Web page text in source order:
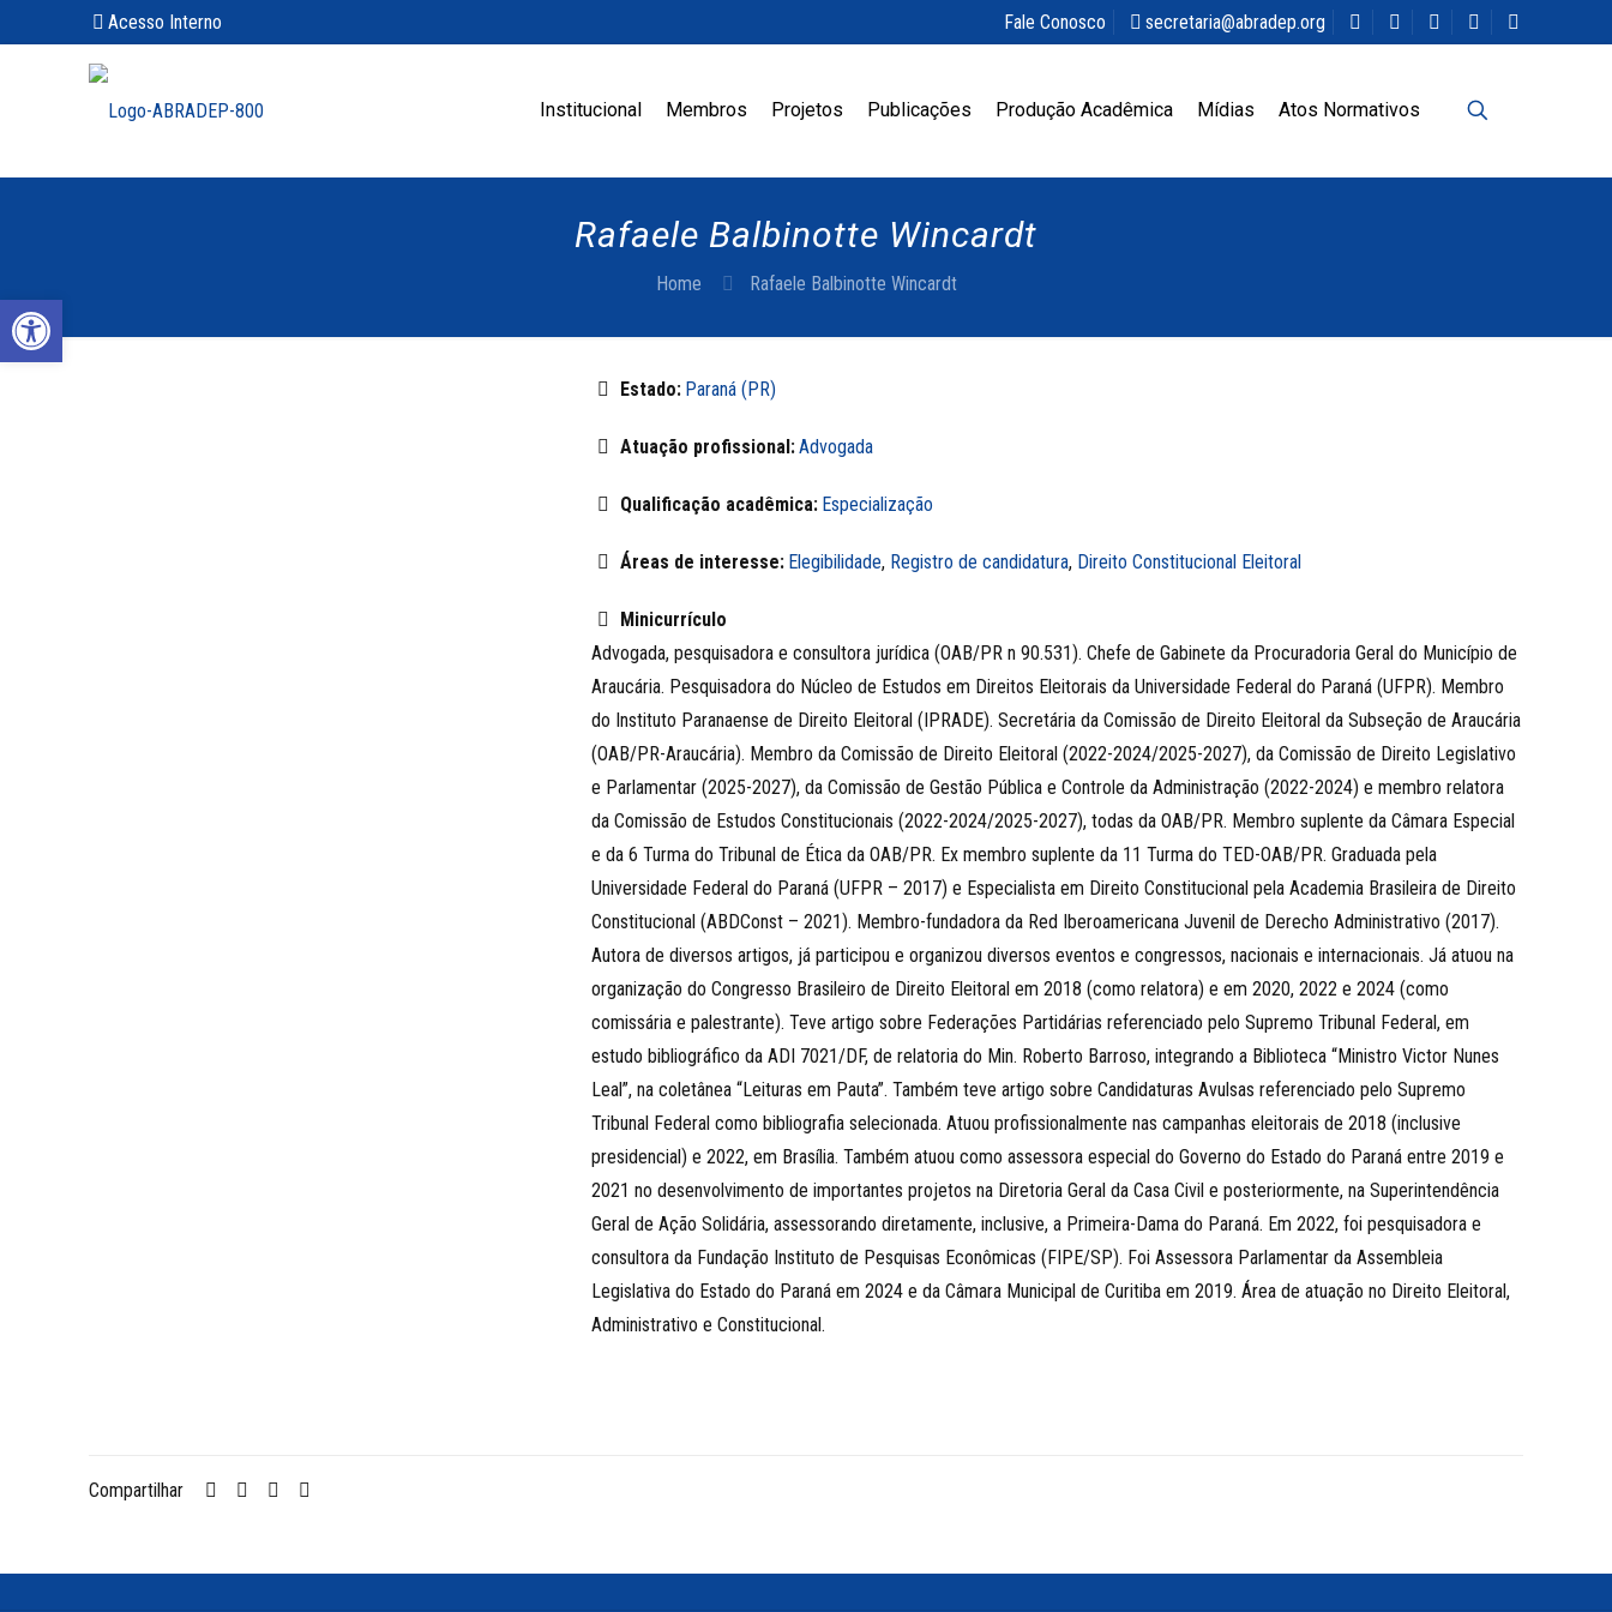
Acesso Interno Fale Conosco secretaria@abradep.org
Institucional Membros Projetos Publicações Produção Acadêmica Mídias Atos Normativos
Rafaele Balbinotte Wincardt
Home Rafaele Balbinotte Wincardt
Estado: Paraná (PR)
Atuação profissional:Advogada
Qualificação acadêmica: Especialização
Áreas de interesse: Elegibilidade, Registro de candidatura, Direito Constitucional Eleitoral
Minicurrículo
Advogada, pesquisadora e consultora jurídica (OAB/PR n 90.531). Chefe de Gabinete da Procuradoria Geral do Município de
Araucária. Pesquisadora do Núcleo de Estudos em Direitos Eleitorais da Universidade Federal do Paraná (UFPR). Membro
do Instituto Paranaense de Direito Eleitoral (IPRADE). Secretária da Comissão de Direito Eleitoral da Subseção de Araucária
(OAB/PR-Araucária). Membro da Comissão de Direito Eleitoral (2022-2024/2025-2027), da Comissão de Direito Legislativo
e Parlamentar (2025-2027), da Comissão de Gestão Pública e Controle da Administração (2022-2024) e membro relatora
da Comissão de Estudos Constitucionais (2022-2024/2025-2027), todas da OAB/PR. Membro suplente da Câmara Especial
e da 6 Turma do Tribunal de Ética da OAB/PR. Ex membro suplente da 11 Turma do TED-OAB/PR. Graduada pela
Universidade Federal do Paraná (UFPR – 2017) e Especialista em Direito Constitucional pela Academia Brasileira de Direito
Constitucional (ABDConst – 2021). Membro-fundadora da Red Iberoamericana Juvenil de Derecho Administrativo (2017).
Autora de diversos artigos, já participou e organizou diversos eventos e congressos, nacionais e internacionais. Já atuou na
organização do Congresso Brasileiro de Direito Eleitoral em 2018 (como relatora) e em 2020, 2022 e 2024 (como
comissária e palestrante). Teve artigo sobre Federações Partidárias referenciado pelo Supremo Tribunal Federal, em
estudo bibliográfico da ADI 7021/DF, de relatoria do Min. Roberto Barroso, integrando a Biblioteca “Ministro Victor Nunes
Leal”, na coletânea “Leituras em Pauta”. Também teve artigo sobre Candidaturas Avulsas referenciado pelo Supremo
Tribunal Federal como bibliografia selecionada. Atuou profissionalmente nas campanhas eleitorais de 2018 (inclusive
presidencial) e 2022, em Brasília. Também atuou como assessora especial do Governo do Estado do Paraná entre 2019 e
2021 no desenvolvimento de importantes projetos na Diretoria Geral da Casa Civil e posteriormente, na Superintendência
Geral de Ação Solidária, assessorando diretamente, inclusive, a Primeira-Dama do Paraná. Em 2022, foi pesquisadora e
consultora da Fundação Instituto de Pesquisas Econômicas (FIPE/SP). Foi Assessora Parlamentar da Assembleia
Legislativa do Estado do Paraná em 2024 e da Câmara Municipal de Curitiba em 2019. Área de atuação no Direito Eleitoral,
Administrativo e Constitucional.
Compartilhar
Abrir a barra de ferramentas